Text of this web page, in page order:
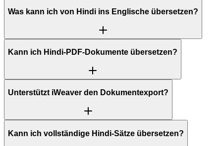
Was kann ich von Hindi ins Englische übersetzen?
Kann ich Hindi-PDF-Dokumente übersetzen?
Unterstützt iWeaver den Dokumentexport?
Kann ich vollständige Hindi-Sätze übersetzen?